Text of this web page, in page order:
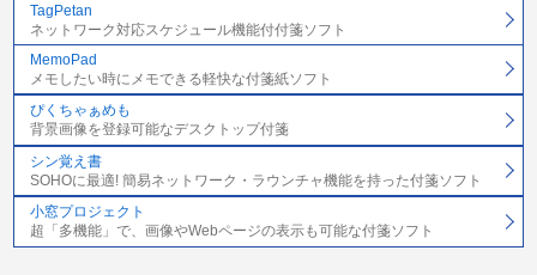
TagPetan
ネットワーク対応スケジュール機能付付箋ソフト
MemoPad
メモしたい時にメモできる軽快な付箋紙ソフト
ぴくちゃぁめも
背景画像を登録可能なデスクトップ付箋
シン覚え書
SOHOに最適! 簡易ネットワーク・ラウンチャ機能を持った付箋ソフト
小窓プロジェクト
超「多機能」で、画像やWebページの表示も可能な付箋ソフト